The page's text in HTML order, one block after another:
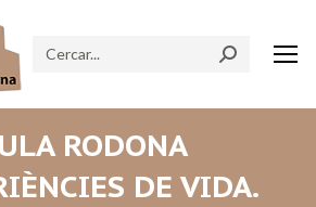
Search:
RODONA
DE VIDA.